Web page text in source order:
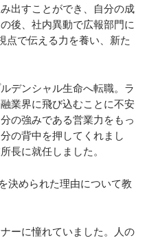
出すことができ、自分の成
後、社内異動で広報部門に
点で伝える力を養い、新た
デンシャル生命へ転職。ラ
業界に飛び込むことに不安
の強みである営業力をもっ
の背中を押してくれまし
長に就任しました。
決められた理由について教
ーに憧れていました。人の